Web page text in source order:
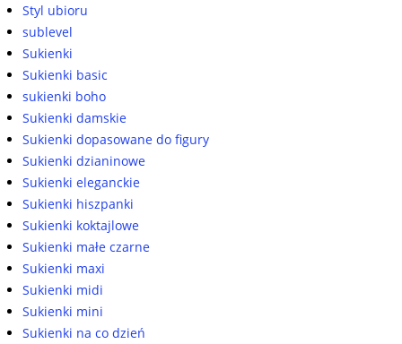
Styl ubioru
sublevel
Sukienki
Sukienki basic
sukienki boho
Sukienki damskie
Sukienki dopasowane do figury
Sukienki dzianinowe
Sukienki eleganckie
Sukienki hiszpanki
Sukienki koktajlowe
Sukienki małe czarne
Sukienki maxi
Sukienki midi
Sukienki mini
Sukienki na co dzień